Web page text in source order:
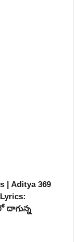
| Aditya 369